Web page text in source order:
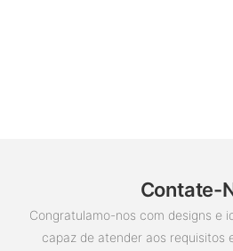
Contate-
Congratulamo-nos com designs e
capaz de atender aos requisitos